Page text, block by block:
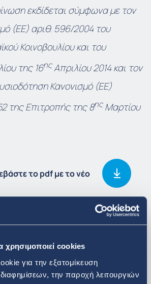
χρησιμοποιεί cookies
για την εξατομίκευση
την παροχή λειτουργιών
εκδίδεται σύμφωνα με τον
(ΕΕ) αριθ. 596/2004 του
Κοινοβουλίου και του
της 16ηςΑπριλίου 2014 και τον
Κανονισμό (ΕΕ)
της Επιτροπής της 8ηςΜαρτίου
το pdf με το νέο